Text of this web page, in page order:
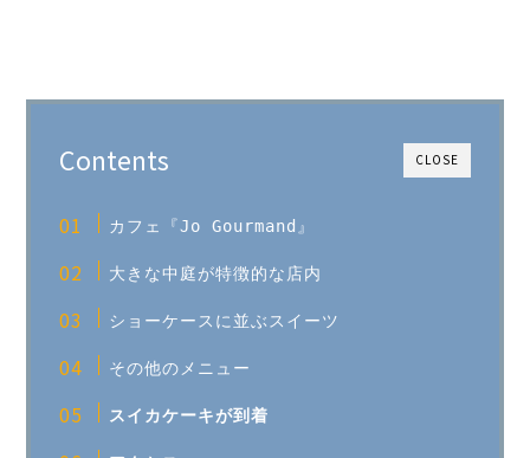
CLOSE
Contents
カフェ『Jo Gourmand』
大きな中庭が特徴的な店内
ショーケースに並ぶスイーツ
その他のメニュー
スイカケーキが到着